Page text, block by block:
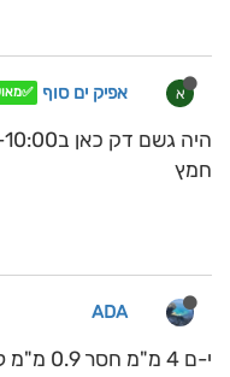
א אפיק ים סוף
חמץ
ADA
י-ם 4 מ"מ חסר 0.9 מ"מ לממוצע עונתי